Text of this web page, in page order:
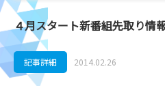
４月スタート新番組先取り情
記事詳細 2014.02.26